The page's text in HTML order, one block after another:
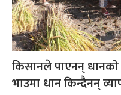
किसानले पाएनन्
भाउमा धान किन्दैनन्